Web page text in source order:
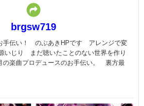
brgsw719
手伝い！ のぶあきHPです アレンジで変
いじり まだ聴いたことのない世界を作り
楽曲プロデュースのお手伝い。 裏方最